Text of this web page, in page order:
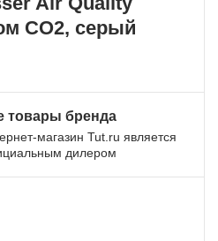
CO2, серый
товары бренда
магазин Tut.ru является
дилером